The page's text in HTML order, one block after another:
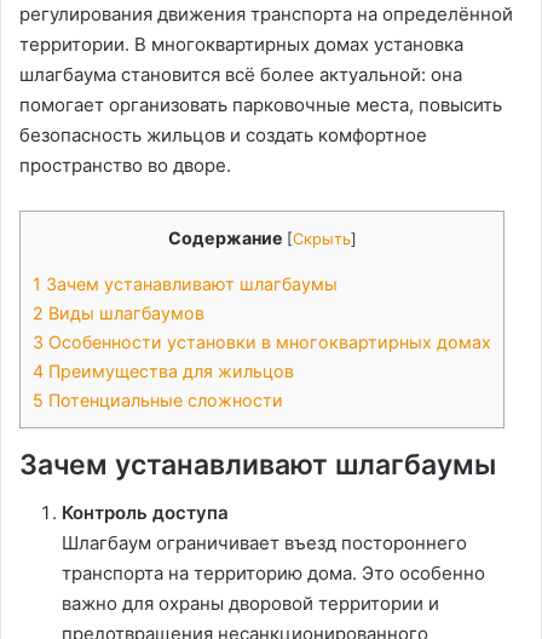
регулирования движения транспорта на определённой
территории. В многоквартирных домах установка
шлагбаума становится всё более актуальной: она
помогает организовать парковочные места, повысить
безопасность жильцов и создать комфортное
пространство во дворе.
Содержание [Скрыть]
1 Зачем устанавливают шлагбаумы
2 Виды шлагбаумов
3 Особенности установки в многоквартирных домах
4 Преимущества для жильцов
5 Потенциальные сложности
Зачем устанавливают шлагбаумы
Контроль доступа
Шлагбаум ограничивает въезд постороннего
транспорта на территорию дома. Это особенно
важно для охраны дворовой территории и
предотвращения несанкционированного